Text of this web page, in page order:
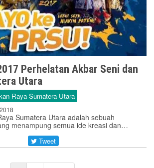
Perhelatan Akbar Seni dan
Utara
Raya Sumatera Utara
Sumatera Utara adalah sebuah
menampung semua ide kreasi dan…
Tweet